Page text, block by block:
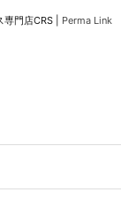
専門店CRS Perma Link